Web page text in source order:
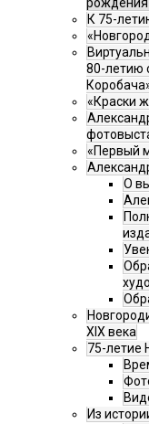
рождения
К 75-
80-летию
«Краски
«Первый
О
XIX века
75-летие
Из